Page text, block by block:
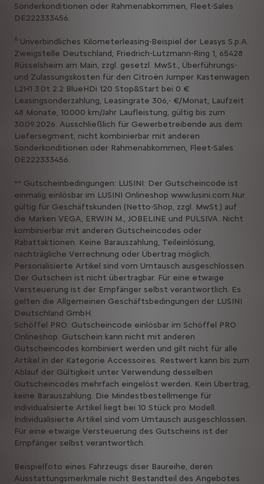
Sonderkonditionen oder Rahmenabkommen, Fleet-Sales
DE222333456.
6 Unverbindliches Kilometerleasing-Beispiel der Leasys S.p.A.
Zweigstelle Deutschland, Friedrich-Lutzmann-Ring 1, 65428
Rüsselsheim am Main, zzgl. gesetzl. MwSt., Überführungs-
und Zulassungskosten für den Citroën Jumper Kastenwagen
L2H1 3.0t 2.2 BlueHDi 120 Stop&Start bei 0 €
Leasingsonderzahlung, Leasingrate 306,- €/Monat, Laufzeit
48 Monate, 10.000 km/Jahr Laufleistung, gültig bis zum
30.09.2026. Ausschließlich für Gewerbetreibende aus dem
Liefersegment, nicht kombinierbar mit anderen
Sonderkonditionen oder Rahmenabkommen, Fleet-Sales
DE222333456.
** Gutscheinbedingungen: LUSINI: Der Gutscheincode ist
einmalig einlösbar im LUSINI Onlineshop www.lusini.com.Nur
gültig für Geschäftskunden (Netto-Shop, zzgl. MwSt.) auf
die Marken VEGA, ERWIN M., JOBELINE und PULSIVA. Nicht
kombinierbar mit anderen Gutscheincodes oder
Rabattaktionen. Keine Barauszahlung, Teileinlösung,
nachträgliche Verrechnung oder Übertrag möglich.
Personalisierte Artikel sind vom Umtausch ausgeschlossen.
Der Gutschein ist nicht übertragbar. Für eine etwaige
Versteuerung ist der Empfänger selbst verantwortlich. Es
gelten die Allgemeinen Geschäftsbedingungen der LUSINI
Deutschland GmbH.
Schöffel PRO: Gutscheincode einlösbar im Schöffel PRO
Onlineshop. Gutschein kann nicht mit anderen
Gutscheincodes kombiniert werden und gilt nicht für alle
Artikel in der Kategorie Accessoires. Restwert kann bis zum
Ablauf der Gültigkeit unter Verwendung desselben
Gutscheincodes mehrfach eingelöst werden. Kein Übertrag,
keine Barauszahlung. Die Mindestbestellmenge für
individualisierte Artikel liegt bei 10 Stück pro Modell.
Individualisierte Artikel sind vom Umtausch ausgeschlossen.
Für eine etwaige Versteuerung des Gutscheins ist der
Empfänger selbst verantwortlich.
Beispielfoto eines Fahrzeugs diser Baureihe, deren
Ausstattungsmerkmale nicht Bestandteil des Angebotes